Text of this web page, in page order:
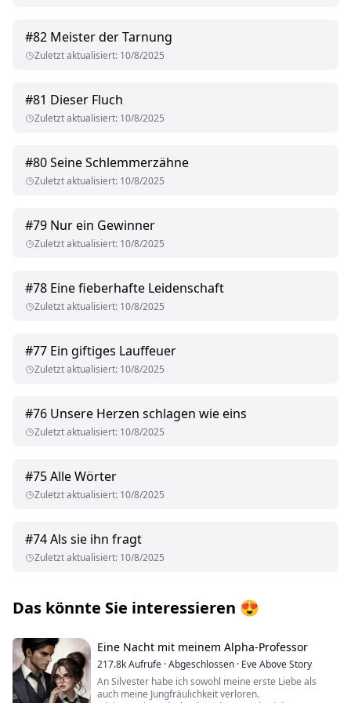
#82 Meister der Tarnung
Zuletzt aktualisiert: 10/8/2025
#81 Dieser Fluch
Zuletzt aktualisiert: 10/8/2025
#80Seine Schlemmerzähne
Zuletzt aktualisiert: 10/8/2025
#79 Nur ein Gewinner
Zuletzt aktualisiert: 10/8/2025
#78 Eine fieberhafte Leidenschaft
Zuletzt aktualisiert: 10/8/2025
#77 Ein giftiges Lauffeuer
Zuletzt aktualisiert: 10/8/2025
#76 Unsere Herzen schlagen wie eins
Zuletzt aktualisiert: 10/8/2025
#75Alle Wörter
Zuletzt aktualisiert: 10/8/2025
#74Als sie ihn fragt
Zuletzt aktualisiert: 10/8/2025
Das könnte Sie interessieren 😍
Eine Nacht mit meinem Alpha-Professor
217.8kAufrufe ·Abgeschlossen · Eve Above Story
An Silvester habe ich sowohl meine erste Liebe als
auch meine Jungfräulichkeit verloren.